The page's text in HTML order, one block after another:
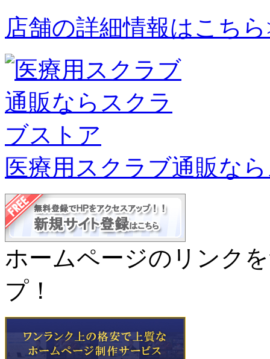
店舗の詳細情報はこち
医療用スクラブ通販な
ホームページのリンク
プ！